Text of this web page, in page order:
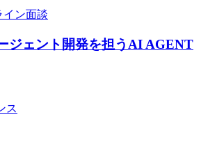
イン面談
ジェント開発を担うAI AGENT
ス